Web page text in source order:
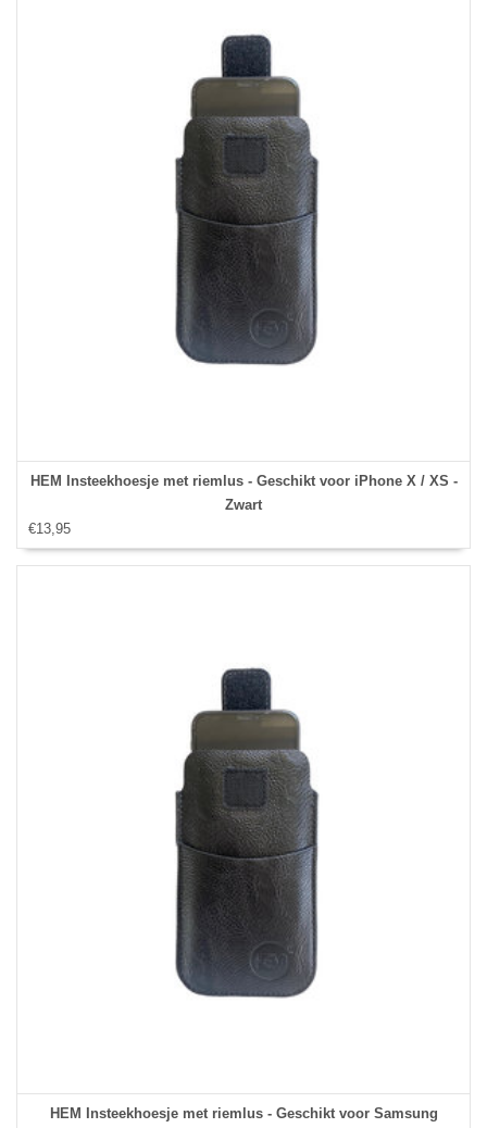
HEM Insteekhoesje met riemlus - Geschikt voor iPhone X / XS -
Zwart
€13,95
HEM Insteekhoesje met riemlus - Geschikt voor Samsung